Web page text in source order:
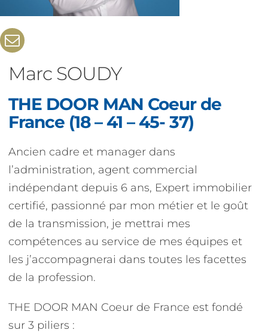
Marc SOUDY
THE DOOR MAN Coeur de
France (18 – 41 – 45- 37)
Ancien cadre et manager dans
l’administration, agent commercial
indépendant depuis 6 ans, Expert immobilier
certifié, passionné par mon métier et le goût
de la transmission, je mettrai mes
compétences au service de mes équipes et
les j’accompagnerai dans toutes les facettes
de la profession.
THE DOOR MAN Coeur de France est fondé
sur 3 piliers :